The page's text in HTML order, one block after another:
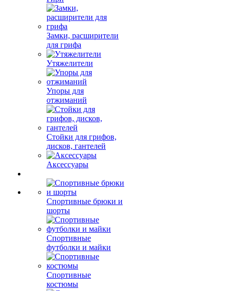
Замки, расширители
для грифа
Утяжелители
Упоры для
отжиманий
Стойки для грифов,
дисков, гантелей
Аксессуары
Спортивные брюки и
шорты
Спортивные
футболки и майки
Спортивные
костюмы